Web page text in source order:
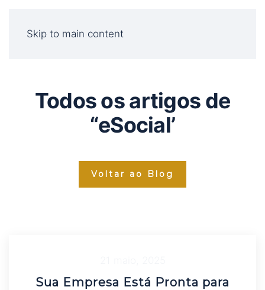
Skip to main content
Todos os artigos de
“eSocial’
Voltar ao Blog
Sua Empresa Está Pronta para